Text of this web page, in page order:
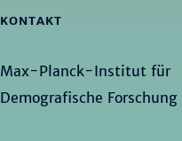
KONTAKT
Max-Planck-Institut für
Demografische Forschung